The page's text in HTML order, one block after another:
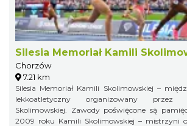
Silesia Memoriał Kamili
Chorzów
7.21 km
Silesia Memoriał Kamili Skolimowskiej –
lekkoatletyczny organizowany przez
Skolimowskiej. Zawody poświęcone są
2009 roku Kamili Skolimowskiej – mistrzyni